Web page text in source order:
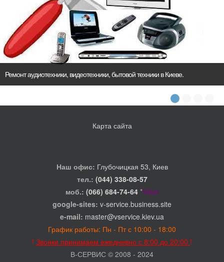
Ремонт аудиотехники, видеотехники, бытовой техники в Киеве.
Карта сайта
Наш офис: Глубочицкая 53, Киев
тел.: (044) 338-08-57
моб.: (066) 684-74-64*Viber
google-sites: v-service.business.site
e-mail: master@vservice.kiev.ua
График работы: Пн - Пт с 10:00 - 18:00
! Звонки принимаем ежедневно с 8:00 до 20:00 !
В-СЕРВИС © 2008 - 2024